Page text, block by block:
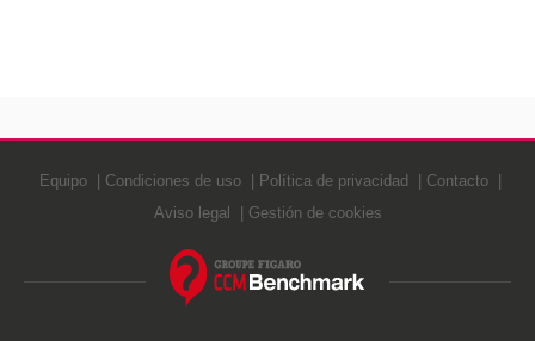
Equipo Condiciones de uso Política de privacidad
Contacto
Aviso legal
Gestión de cookies